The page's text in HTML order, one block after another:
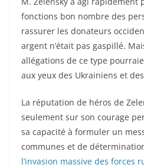
fonctions bon nombre des
rassurer les donateurs
argent n’était pas gaspillé.
allégations de ce type
aux yeux des Ukrainiens et
La réputation de héros de
seulement sur son courage
sa capacité à formuler un
communes et de
l’invasion massive des forces